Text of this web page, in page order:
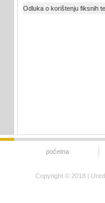
Odluka o korištenju fiksnih
početna
Copyright © 2018 |